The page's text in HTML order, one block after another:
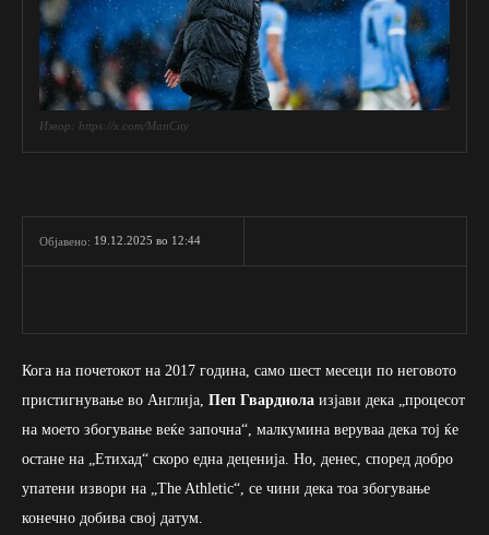
Извор: https://x.com/ManCity
Објавено: 19.12.2025 во 12:44
Кога на почетокот на 2017 година, само шест месеци по неговото
пристигнување во Англија, Пеп Гвардиола изјави дека „процесот
на моето збогување веќе започна“, малкумина веруваа дека тој ќе
остане на „Етихад“ скоро една деценија. Но, денес, според добро
упатени извори на „The Athletic“, се чини дека тоа збогување
конечно добива свој датум.